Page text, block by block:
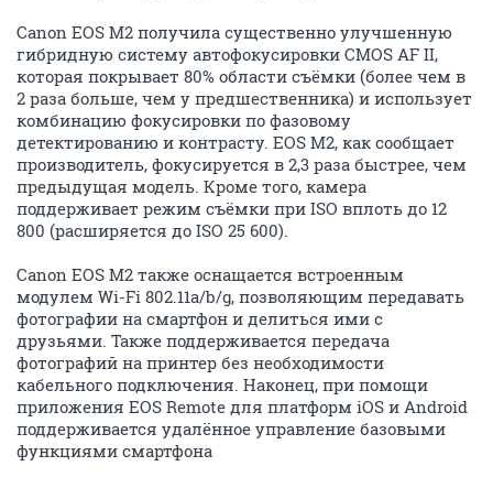
Canon EOS M2 получила существенно улучшенную
гибридную систему автофокусировки CMOS AF II,
которая покрывает 80% области съёмки (более чем в
2 раза больше, чем у предшественника) и использует
комбинацию фокусировки по фазовому
детектированию и контрасту. EOS M2, как сообщает
производитель, фокусируется в 2,3 раза быстрее, чем
предыдущая модель. Кроме того, камера
поддерживает режим съёмки при ISO вплоть до 12
800 (расширяется до ISO 25 600).
Canon EOS M2 также оснащается встроенным
модулем Wi-Fi 802.11a/b/g, позволяющим передавать
фотографии на смартфон и делиться ими с
друзьями. Также поддерживается передача
фотографий на принтер без необходимости
кабельного подключения. Наконец, при помощи
приложения EOS Remote для платформ iOS и Android
поддерживается удалённое управление базовыми
функциями смартфона